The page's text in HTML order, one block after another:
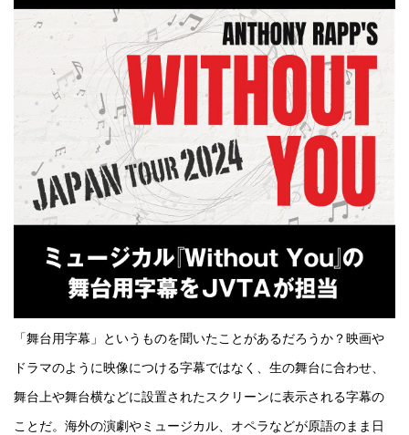
「舞台用字幕」というものを聞いたことがあるだろうか？映画や
ドラマのように映像につける字幕ではなく、生の舞台に合わせ、
舞台上や舞台横などに設置されたスクリーンに表示される字幕の
ことだ。海外の演劇やミュージカル、オペラなどが原語のまま日